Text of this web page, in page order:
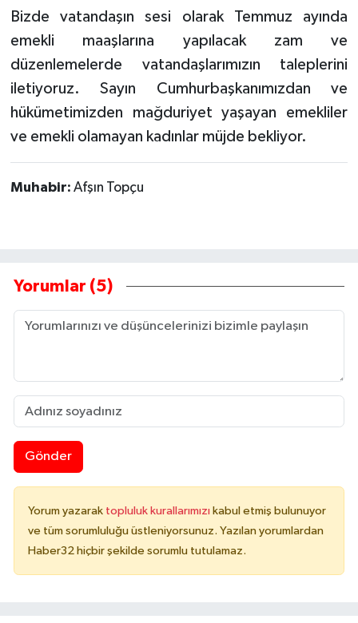
Bizde vatandaşın sesi olarak Temmuz ayında
emekli maaşlarına yapılacak zam ve
düzenlemelerde vatandaşlarımızın taleplerini
iletiyoruz. Sayın Cumhurbaşkanımızdan ve
hükümetimizden mağduriyet yaşayan emekliler
ve emekli olamayan kadınlar müjde bekliyor.
Muhabir: Afşın Topçu
Yorumlar (5)
Gönder
Yorum yazarak topluluk kurallarımızı kabul etmiş bulunuyor
ve tüm sorumluluğu üstleniyorsunuz. Yazılan yorumlardan
Haber32 hiçbir şekilde sorumlu tutulamaz.